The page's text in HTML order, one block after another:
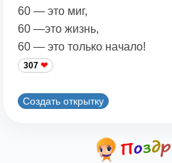
60 — это миг,
60 —это жизнь,
60 — это только начало!
307
Создать открытку